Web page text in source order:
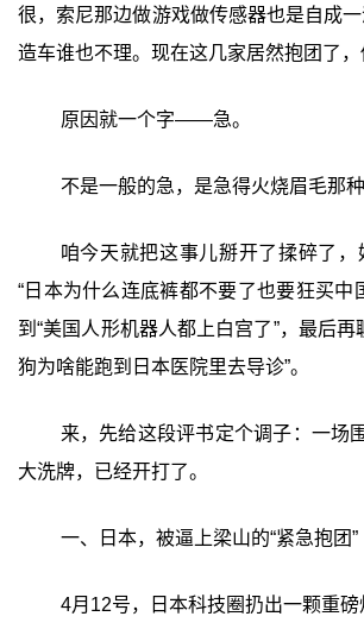
很，索尼那边做游戏做传感器也是自成
造车谁也不理。现在这几家居然抱团了，
原因就一个字——急。
不是一般的急，是急得火烧眉毛那种
咱今天就把这事儿掰开了揉碎了，
“日本为什么连底裤都不要了也要狂买中
到“美国人形机器人都上白宫了”，最后再
狗为啥能跑到日本医院里去导诊”。
来，先给这段评书定个调子：一场
大洗牌，已经开打了。
一、日本，被逼上梁山的“紧急抱团”
4月12号，日本科技圈扔出一颗重磅